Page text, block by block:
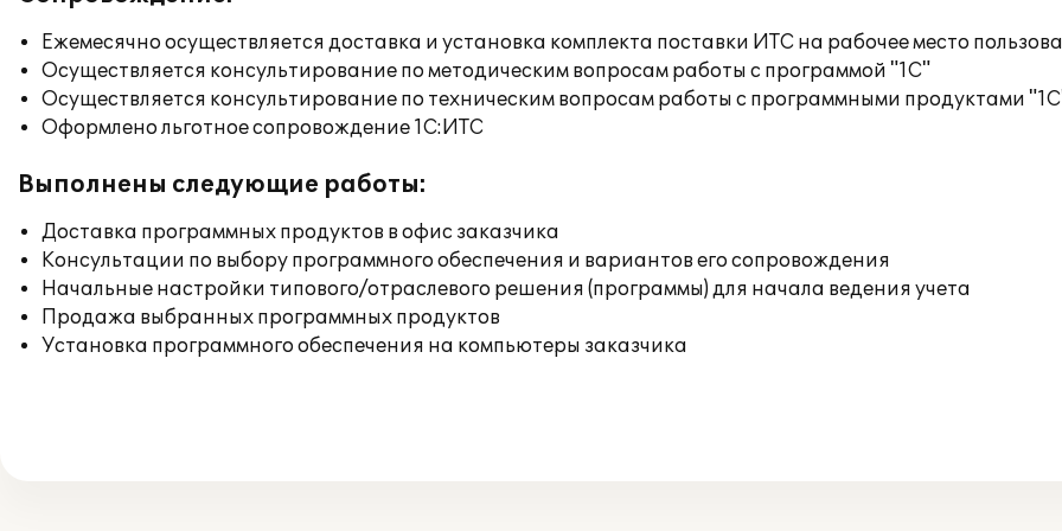
Ежемесячно осуществляется доставка и установка комплекта поставки ИТС на рабочее место
Осуществляется консультирование по методическим вопросам работы с программой "1С"
Осуществляется консультирование по техническим вопросам работы с программными продуктами
Оформлено льготное сопровождение 1С:ИТС
Выполнены следующие работы:
Доставка программных продуктов в офис заказчика
Консультации по выбору программного обеспечения и вариантов его сопровождения
Начальные настройки типового/отраслевого решения (программы) для начала ведения учета
Продажа выбранных программных продуктов
Установка программного обеспечения на компьютеры заказчика